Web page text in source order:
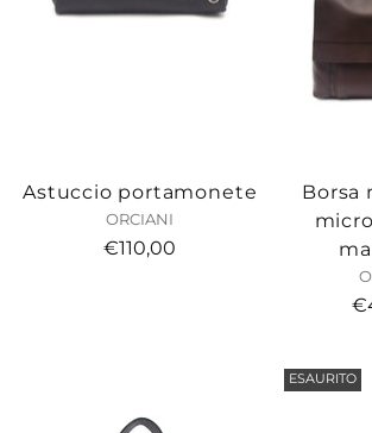
Astuccio portamonete
ORCIANI
€110,00
Borsa
ESAURITO